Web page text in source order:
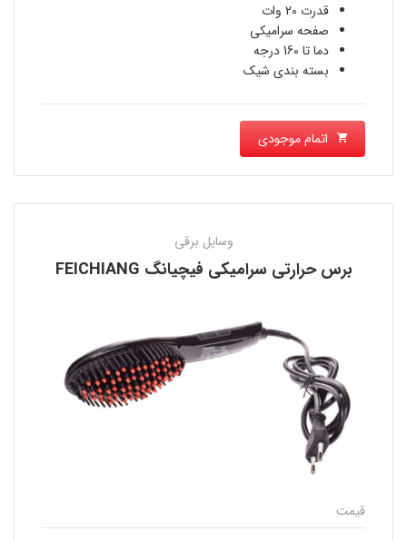
قدرت 20 وات
صفحه سرامیکی
دما تا 160 درجه
بسته بندی شیک
اتمام موجودی
وسایل برقی
برس حرارتی سراميكی فیچیانگ FEICHIANG
قیمت